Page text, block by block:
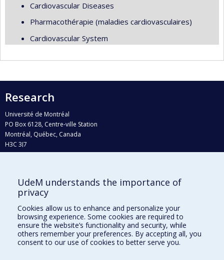
Cardiovascular Diseases
Pharmacothérapie (maladies cardiovasculaires)
Cardiovascular System
Research
Université de Montréal
PO Box 6128, Centre-ville Station
Montréal, Québec, Canada
H3C 3J7
Who does what?
Find us
Site map
Accessibility
UdeM understands the importance of
privacy
Cookies allow us to enhance and personalize your
browsing experience. Some cookies are required to
ensure the website’s functionality and security, while
others remember your preferences. By accepting all, you
consent to our use of cookies to better serve you.